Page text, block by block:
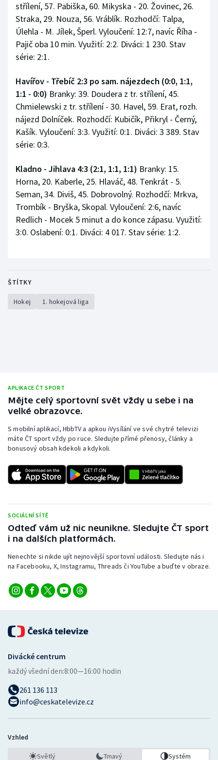
střílení, 57. Pabiška, 60. Mikyska - 20. Žovinec, 26.
Straka, 29. Nouza, 56. Vráblík. Rozhodčí: Talpa,
Úlehla - M. Jílek, Šperl. Vyloučení: 12:7, navíc Říha -
Pajič oba 10 min. Využití: 2:2. Diváci: 1 230. Stav
série: 2:1.
Havířov - Třebíč 2:3 po sam. nájezdech (0:0, 1:1,
1:1 - 0:0) Branky: 39. Doudera z tr. střílení, 45.
Chmielewski z tr. střílení - 30. Havel, 59. Erat, rozh.
nájezd Dolníček. Rozhodčí: Kubičík, Přikryl - Černý,
Kašík. Vyloučení: 3:3. Využití: 0:1. Diváci: 3 389. Stav
série: 0:3.
Kladno - Jihlava 4:3 (2:1, 1:1, 1:1) Branky: 15.
Horna, 20. Kaberle, 25. Hlaváč, 48. Tenkrát - 5.
Seman, 34. Diviš, 45. Dobrovolný. Rozhodčí: Mrkva,
Trombík - Bryška, Skopal. Vyloučení: 2:6, navíc
Redlich - Mocek 5 minut a do konce zápasu. Využití:
3:0. Oslabení: 0:1. Diváci: 4 017. Stav série: 1:2.
ŠTÍTKY
Hokej 1. hokejová liga
APLIKACE ČT SPORT
Mějte celý sportovní svět vždy u sebe i na
velké obrazovce.
S mobilní aplikací, HbbTV a apkou iVysílání ve své chytré televizi
máte ČT sport vždy po ruce. Sledujte přímé přenosy, články a
bonusový obsah kdekoli a kdykoli.
SOCIÁLNÍ SÍTĚ
Odteď vám už nic neunikne. Sledujte ČT sport
i na dalších platformách.
Nenechte si nikde ujít nejnovější sportovní události. Sledujte nás i
na Facebooku, X, Instagramu, Threads či YouTube a buďte v obraze.
Divácké centrum
každý všední den:8:00—16:00 hodin
261 136 113
info@ceskatelevize.cz
Vzhled
Světlý Tmavý Systém